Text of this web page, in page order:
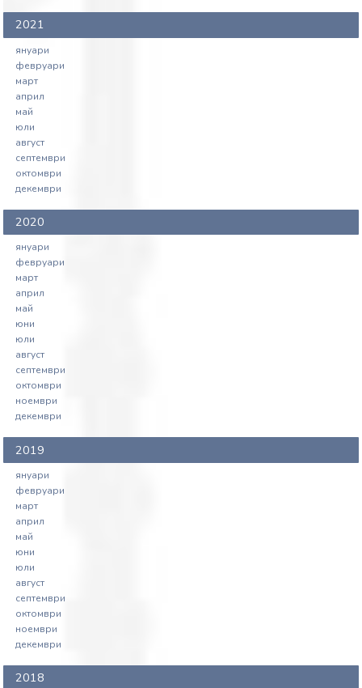
2021
януари
февруари
март
април
май
юли
август
септември
октомври
декември
2020
януари
февруари
март
април
май
юни
юли
август
септември
октомври
ноември
декември
2019
януари
февруари
март
април
май
юни
юли
август
септември
октомври
ноември
декември
2018